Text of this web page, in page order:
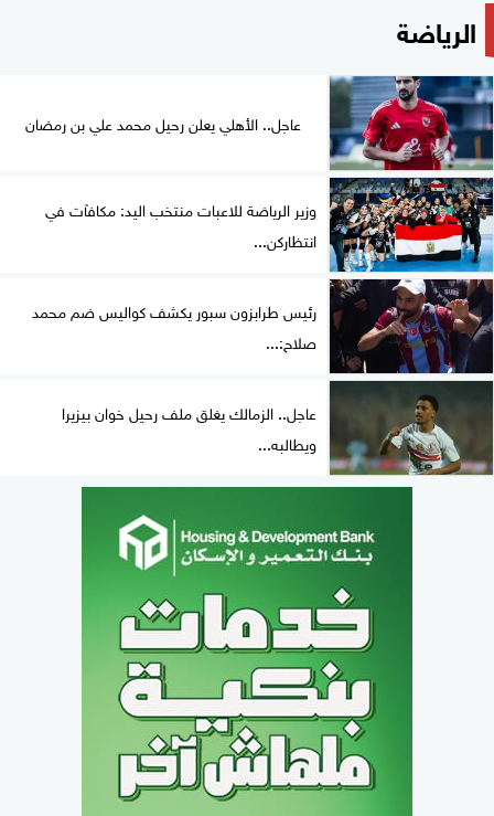
الرياضة
عاجل.. الأهلي يعلن رحيل محمد علي بن رمضان
وزير الرياضة للاعبات منتخب اليد: مكافآت في
انتظاركن...
رئيس طرابزون سبور يكشف كواليس ضم محمد
صلاح:...
عاجل.. الزمالك يغلق ملف رحيل خوان بيزيرا
ويطالبه...